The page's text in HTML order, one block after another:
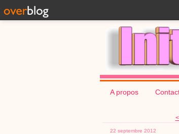
A propos
22 septembre 2012